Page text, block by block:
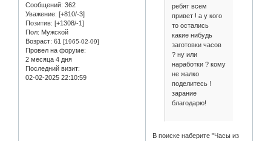
Сообщений: 362
Уважение: [+810/-3]
Позитив: [+1308/-1]
Пол: Мужской
Возраст: 61 [1965-02-09]
Провел на форуме:
2 месяца 4 дня
Последний визит:
02-02-2025 22:10:59
ребят всем
привет ! а у кого
то остались
какие нибудь
заготовки часов
? ну или
наработки ? кому
не жалко
поделитесь !
зарание
благодарю!
В поиске наберите "Часы из